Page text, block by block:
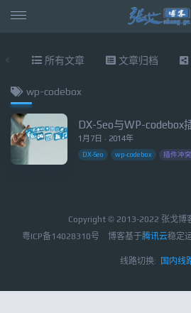
所有文章 文章归档
wp-codebox
1月7日 · 2014年
DX-Seo与WP-codebox
DX-Seo wp-codebox 插件冲突
Copyright © 2013-2022 张戈博
粤ICP备14028310号
博客基于腾讯云稳定
线路切换: 国内线